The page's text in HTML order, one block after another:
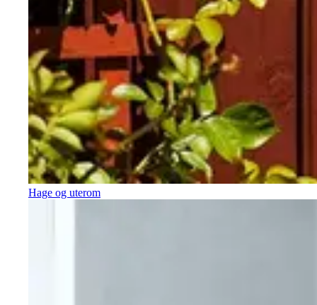
Hage og uterom